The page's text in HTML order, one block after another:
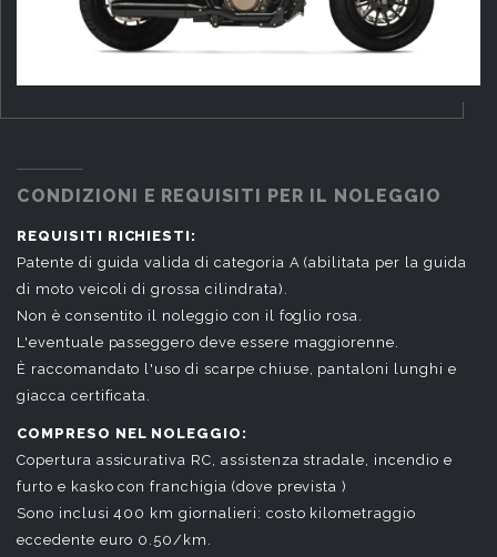
CONDIZIONI E REQUISITI PER IL NOLEGGIO
REQUISITI RICHIESTI:
Patente di guida valida di categoria A (abilitata per la guida
di moto veicoli di grossa cilindrata).
Non è consentito il noleggio con il foglio rosa.
L'eventuale passeggero deve essere maggiorenne.
È raccomandato l'uso di scarpe chiuse, pantaloni lunghi e
giacca certificata.
COMPRESO NEL NOLEGGIO:
Copertura assicurativa RC, assistenza stradale, incendio e
furto e kasko con franchigia (dove prevista )
Sono inclusi 400 km giornalieri: costo kilometraggio
eccedente euro 0.50/km.